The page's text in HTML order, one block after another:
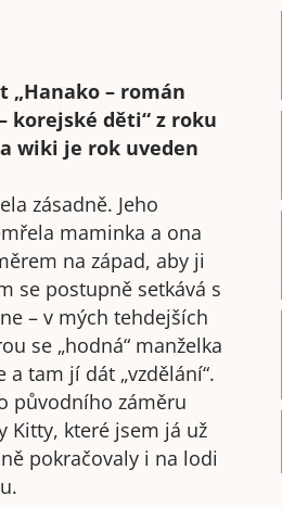
– román
korejské děti“ z roku
wiki je rok uveden
zásadně. Jeho
maminka a ona
na západ, aby ji
se postupně setkává s
– v mých tehdejších
se „hodná“ manželka
tam jí dát „vzdělání“.
původního záměru
Kitty, které jsem já už
pokračovaly i na lodi